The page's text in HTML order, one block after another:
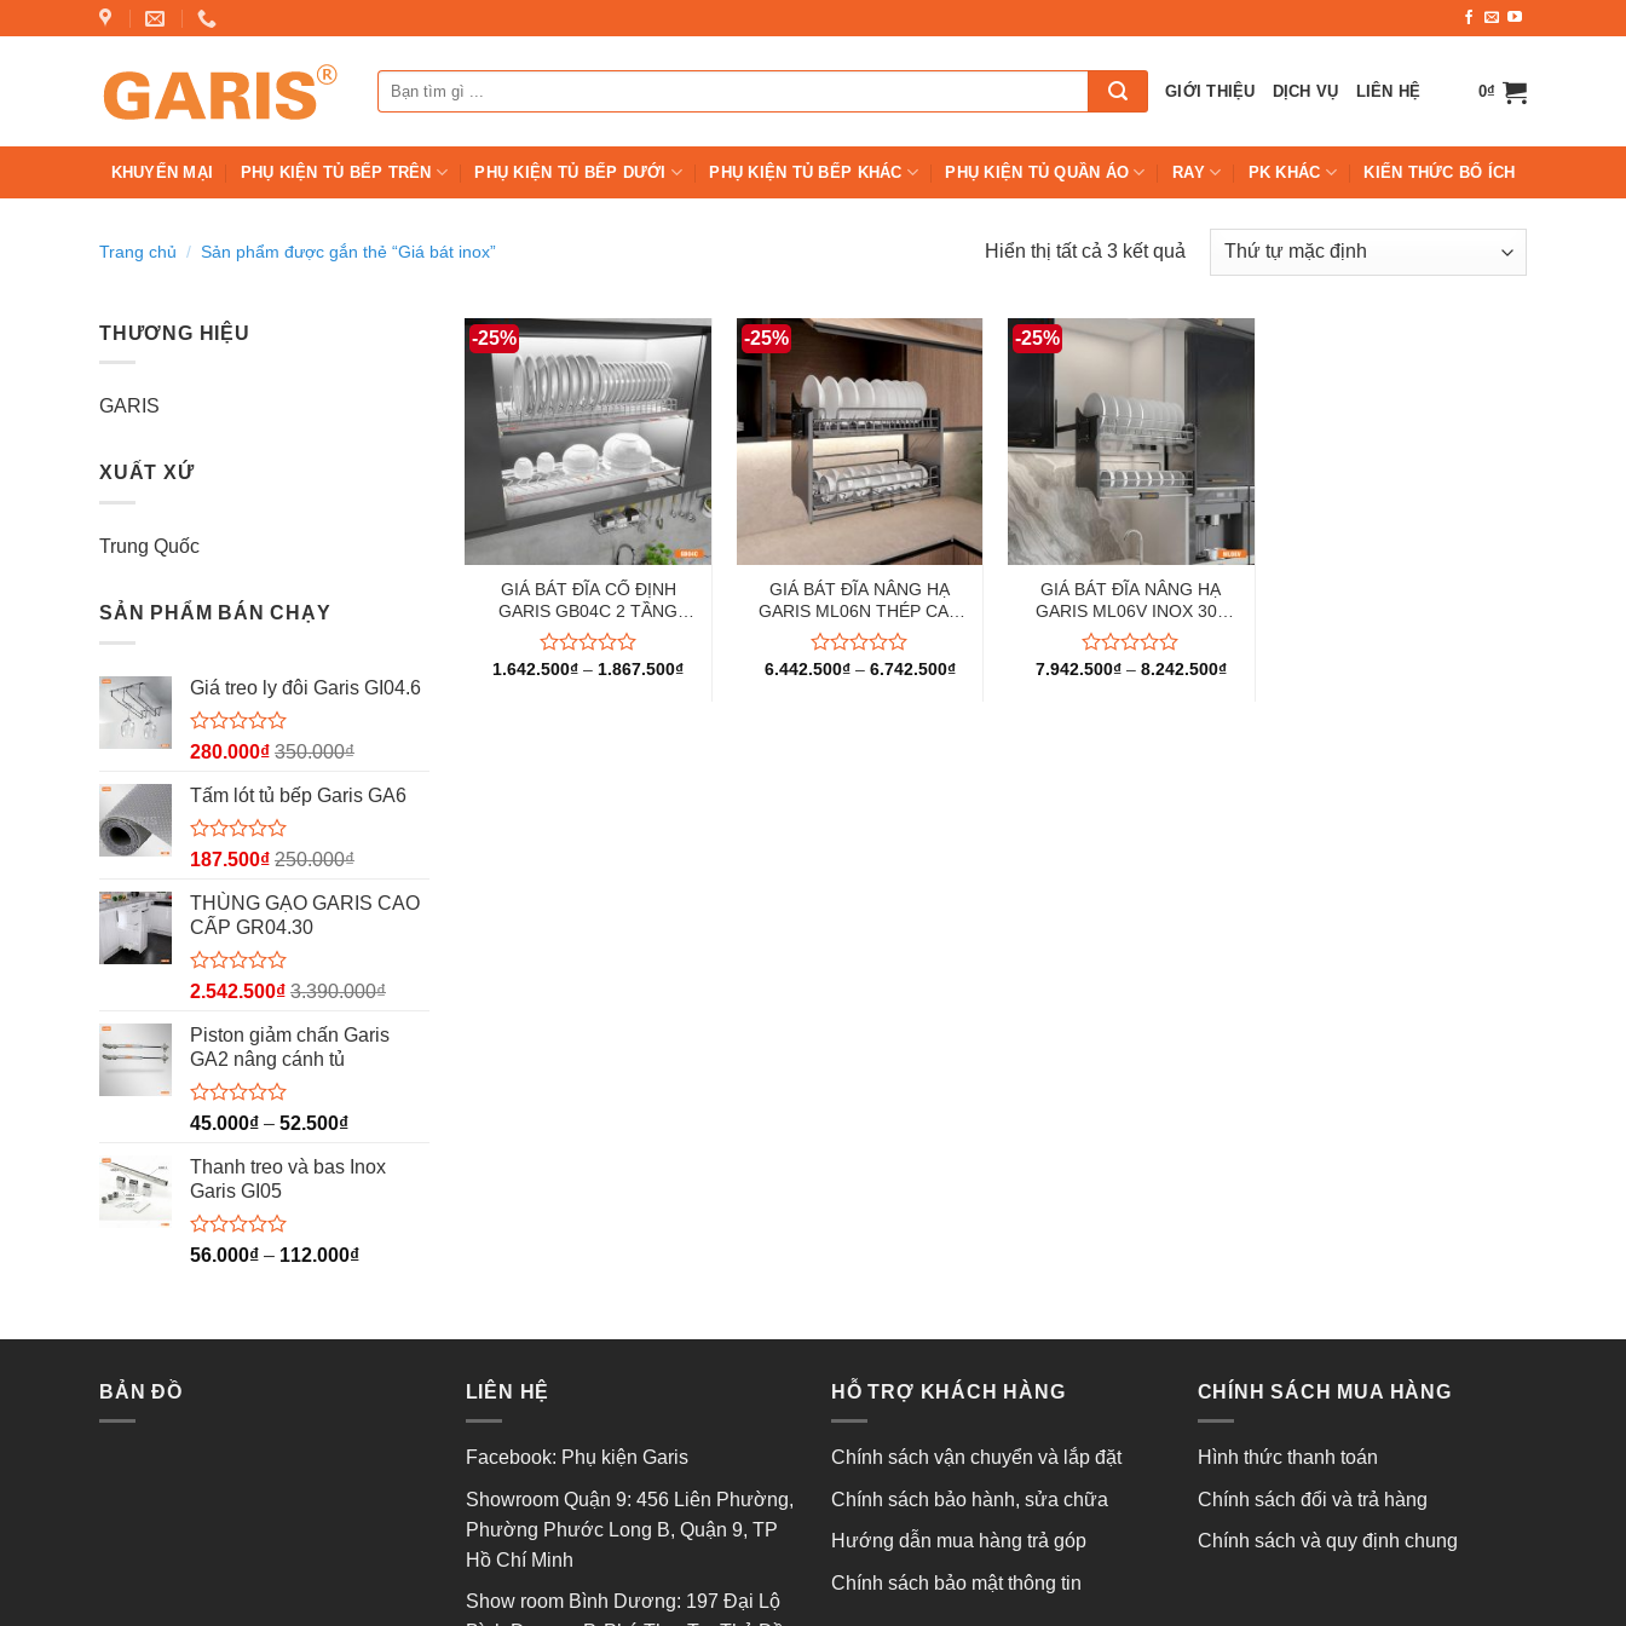
Tìm
kiếm:
GIỚI THIỆU DỊCH VỤ LIÊN HỆ 0₫
KHUYẾN MẠI PHỤ KIỆN TỦ BẾP TRÊN PHỤ KIỆN TỦ BẾP DƯỚI PHỤ KIỆN TỦ BẾP KHÁC PHỤ KIỆN TỦ QUẦN ÁO RAY PK KHÁC KIẾN THỨC BỔ ÍCH
Trang chủ / Sản phẩm được gắn thẻ “Giá bát inox” Hiển thị tất cả 3 kết quả
THƯƠNG HIỆU
GARIS
XUẤT XỨ
Trung Quốc
SẢN PHẨM BÁN CHẠY
Giá treo ly đôi Garis GI04.6
Được
hạng
0
5
280.000₫ 350.000₫
Tấm lót tủ bếp Garis GA6
Được
hạng
0
5
sao
187.500₫ 250.000₫
THÙNG GẠO GARIS CAO
CẤP GR04.30
Được
hạng
0
5
sao
2.542.500₫ 3.390.000₫
Piston giảm chấn Garis
GA2 nâng cánh tủ
Được
hạng
0
5
sao
45.000₫ – 52.500₫
Thanh treo và bas Inox
Garis GI05
Được
56.000₫ – 112.000₫
-25%
GIÁ BÁT ĐĨA CỐ ĐỊNH
GARIS GB04C 2 TẦNG
INOX 304
Được
1.642.500₫ –1.867.500₫
-25%
GIÁ BÁT ĐĨA NÂNG HẠ
GARIS ML06N THÉP CAO
CẤP PHỦ NANO
Được
6.442.500₫– 6.742.500₫
-25%
GIÁ BÁT ĐĨA NÂNG HẠ
GARIS ML06V INOX 304
ĐIỆN HÓA BÓNG GƯƠNG
Được
7.942.500₫– 8.242.500₫
BẢN ĐỒ LIÊN HỆ
Facebook: Phụ kiện Garis
Showroom Quận 9: 456 Liên Phường,
Phường Phước Long B, Quận 9, TP
Hồ Chí Minh
Show room Bình Dương: 197 Đại Lộ
HỖ TRỢ KHÁCH HÀNG
Chính sách vận chuyển và lắp đặt
Chính sách bảo hành, sửa chữa
Hướng dẫn mua hàng trả góp
Chính sách bảo mật thông tin
CHÍNH SÁCH MUA HÀNG
Hình thức thanh toán
Chính sách đổi và trả hàng
Chính sách và quy định chung